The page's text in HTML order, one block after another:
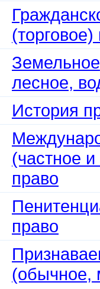
(торговое)
лесное,
История
(частное
право
право
(обычное,